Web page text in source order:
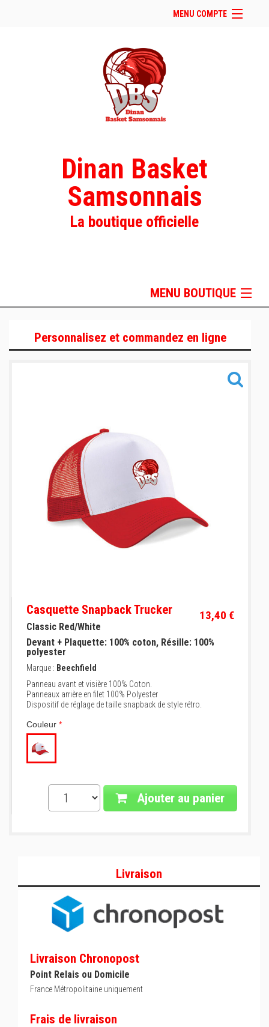
MENU COMPTE
Retour à notre site
Facebook
Instagram
Se connecter
Dinan Basket
Samsonnais
La boutique officielle
MENU BOUTIQUE
Sportswear
Personnalisez et commandez en ligne
Casquette Snapback Trucker 13,40 €
Classic Red/White
Devant + Plaquette: 100% coton, Résille: 100%
polyester
Marque : Beechfield
Panneau avant et visière 100% Coton.
Panneaux arrière en filet 100% Polyester
Dispositif de réglage de taille snapback de style rétro.
Couleur *
Ajouter au panier
Livraison
Livraison Chronopost
Point Relais ou Domicile
France Métropolitaine uniquement
Frais de livraison